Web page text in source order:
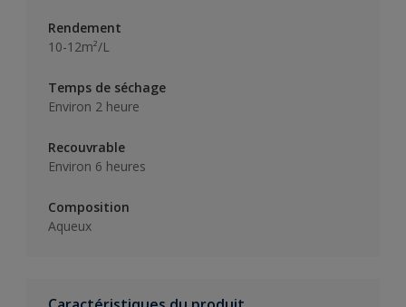
Rendement
10-12m²/L
Temps de séchage
Environ 2 heure
Recouvrable
Environ 6 heures
Composition
Aqueux